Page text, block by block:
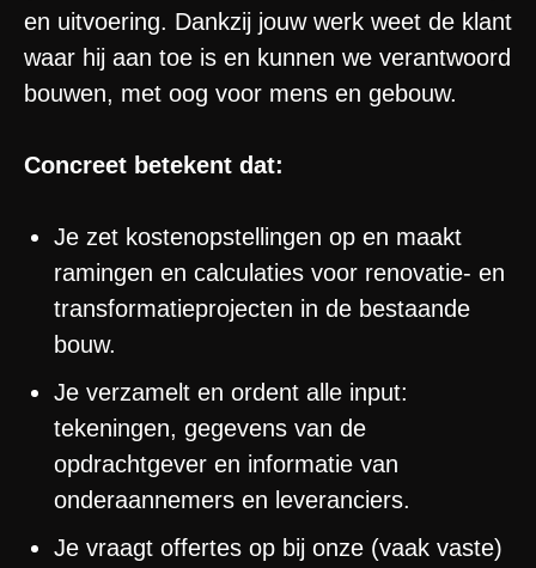
en uitvoering. Dankzij jouw werk weet de klant
waar hij aan toe is en kunnen we verantwoord
bouwen, met oog voor mens en gebouw.
Concreet betekent dat:
Je zet kostenopstellingen op en maakt
ramingen en calculaties voor renovatie- en
transformatieprojecten in de bestaande
bouw.
Je verzamelt en ordent alle input:
tekeningen, gegevens van de
opdrachtgever en informatie van
onderaannemers en leveranciers.
Je vraagt offertes op bij onze (vaak vaste)